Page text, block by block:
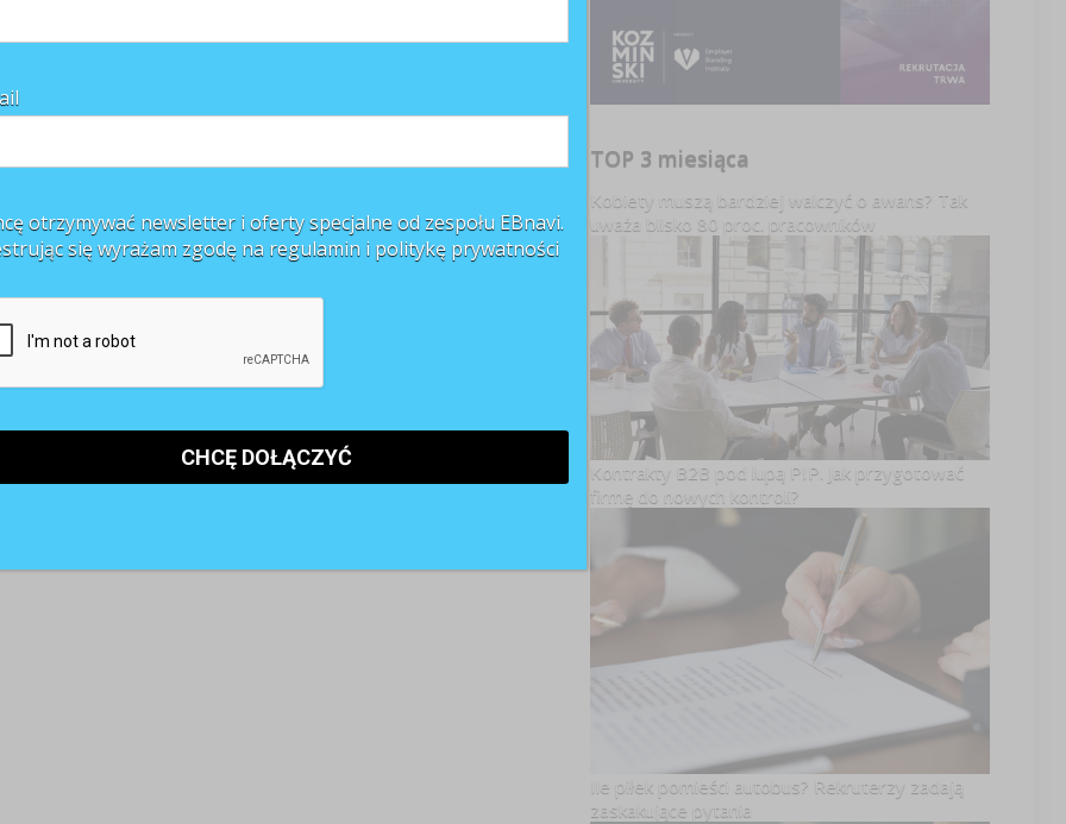
TOP 3 miesiąca
Kobiety muszą bardziej walczyć o awans? Tak
uważa blisko 80 proc. pracowników
Kontrakty B2B pod lupą PIP. Jak przygotować
firmę do nowych kontroli?
Ile piłek pomieści autobus? Rekruterzy zadają
zaskakujące pytania
otrzymywać newsletter i oferty specjalne od zespołu EBnavi.
się wyrażam zgodę na regulamin i politykę prywatności